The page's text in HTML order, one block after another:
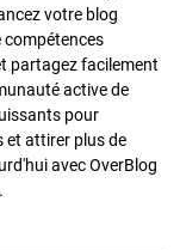
votre blog
compétences
partagez facilement
active de
pour
et attirer plus de
avec OverBlog